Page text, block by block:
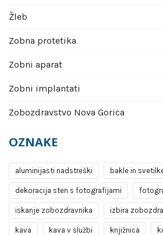
Žleb
Zobna protetika
Zobni aparat
Zobni implantati
Zobozdravstvo Nova Gorica
OZNAKE
aluminijasti nadstreški bakle in
dekoracija sten s fotografijami
iskanje zobozdravnika izbira
kava kava v službi knjižnica